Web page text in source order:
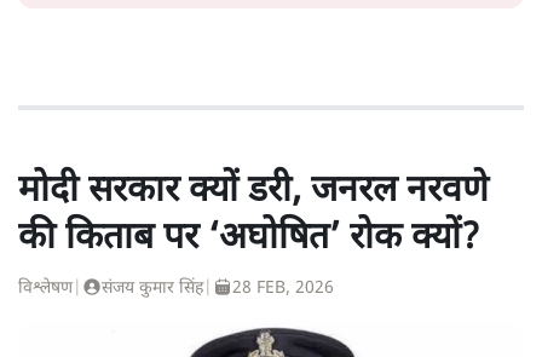
मोदी सरकार क्यों डरी, जनरल नरवणे
की किताब पर ‘अघोषित’ रोक क्यों?
विश्लेषण| संजय कुमार सिंह| 28 FEB, 2026